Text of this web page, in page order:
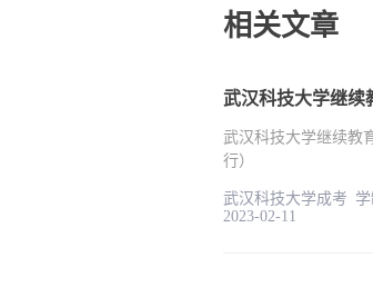
相关文章
武汉科技大学继续教
行）
武汉科技大学
2023-02-11